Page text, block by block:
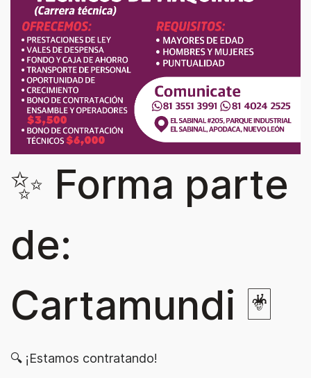
✨ Forma parte
de:
Cartamundi 🃏
🔍 ¡Estamos contratando!